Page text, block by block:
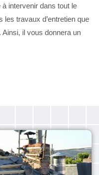
à intervenir dans tout le
les travaux d’entretien que
il vous donnera un